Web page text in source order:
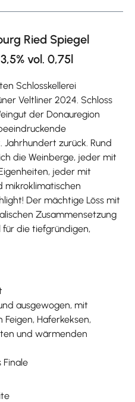
Ried Spiegel
vol. 0,75l
Schlosskellerei
Veltliner 2024. Schloss
der Donauregion
Jahrhundert zurück. Rund
die Weinberge, jeder mit
jeder mit
mikroklimatischen
Der mächtige Löss mit
Zusammensetzung
die tiefgründigen,
ausgewogen, mit
Haferkeksen,
und wärmenden
Finale